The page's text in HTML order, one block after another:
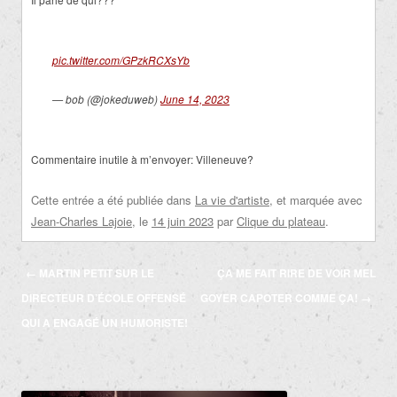
pic.twitter.com/GPzkRCXsYb
— bob (@jokeduweb)June 14, 2023
Commentaire inutile à m’envoyer: Villeneuve?
Cette entrée a été publiée dans La vie d'artiste, et marquée avec
Jean-Charles Lajoie, le 14 juin 2023 par Clique du plateau.
Navigation
des
articles
←
MARTIN PETIT SUR LE
DIRECTEUR D’ÉCOLE OFFENSÉ
QUI A ENGAGÉ UN HUMORISTE!
ÇA ME FAIT RIRE DE VOIR MEL
GOYER CAPOTER COMME ÇA!
→